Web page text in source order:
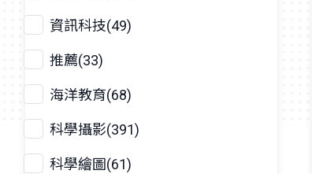
資訊科技(49)
推薦(33)
海洋教育(68)
科學攝影(391)
科學繪圖(61)